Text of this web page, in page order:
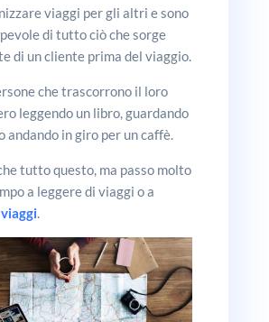
viaggi per gli altri e sono
di tutto ciò che sorge
di un cliente prima del viaggio.
che trascorrono il loro
leggendo un libro, guardando
andando in giro per un caffè.
tutto questo, ma passo molto
a leggere di viaggi o a
viaggi.